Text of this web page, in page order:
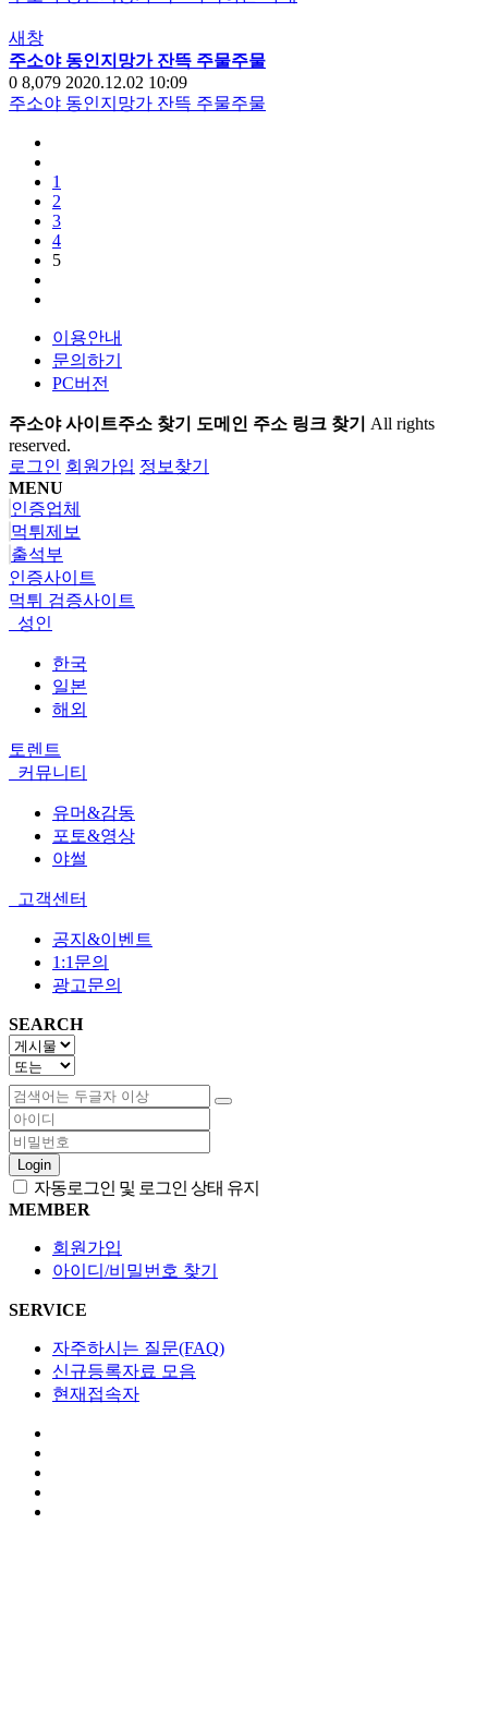
새창
주소야 동인지망가 잔뜩 주물주물
0 8,079 2020.12.02 10:09
주소야 동인지망가 잔뜩 주물주물
1
2
3
4
5
이용안내
문의하기
PC버전
주소야 사이트주소 찾기 도메인 주소 링크 찾기 All rights
reserved.
로그인 회원가입 정보찾기
MENU
인증업체
먹튀제보
출석부
인증사이트
먹튀 검증사이트
성인
한국
일본
해외
토렌트
커뮤니티
유머&감동
포토&영상
야썰
고객센터
공지&이벤트
1:1문의
광고문의
SEARCH
Login
자동로그인 및 로그인 상태 유지
MEMBER
회원가입
아이디/비밀번호 찾기
SERVICE
자주하시는 질문(FAQ)
신규등록자료 모음
현재접속자